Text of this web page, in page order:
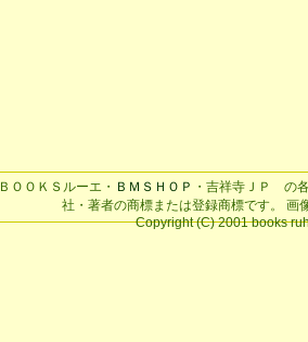
ＢＯＯＫＳルーエ・ ＢＭＳＨＯＰ ・吉祥寺ＪＰ の
社・著者の商標または登録商標です。 画
Copyright (C) 2001 books